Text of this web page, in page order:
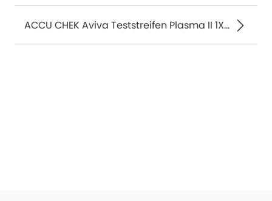
ACCU CHEK Aviva Teststreifen Plasma II 1X50 St